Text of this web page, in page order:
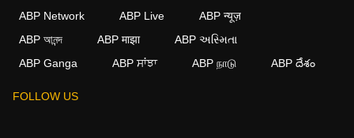
ABP Network ABP Live
ABP न्यूज़
ABP আনন্দ
ABP माझा
ABP અસ્મિતા
ABP Ganga
ABP ਸਾਂਝਾ ABP நாடு ABP దేశం
FOLLOW US